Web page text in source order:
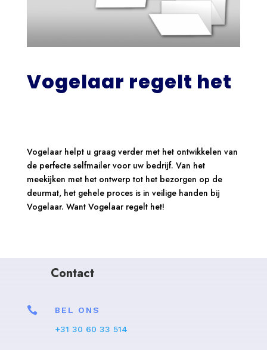
Vogelaar regelt het
Vogelaar helpt u graag verder met het ontwikkelen van
de perfecte selfmailer voor uw bedrijf. Van het
meekijken met het ontwerp tot het bezorgen op de
deurmat, het gehele proces is in veilige handen bij
Vogelaar. Want Vogelaar regelt het!
Contact

BEL ONS
+31 30 60 33 514